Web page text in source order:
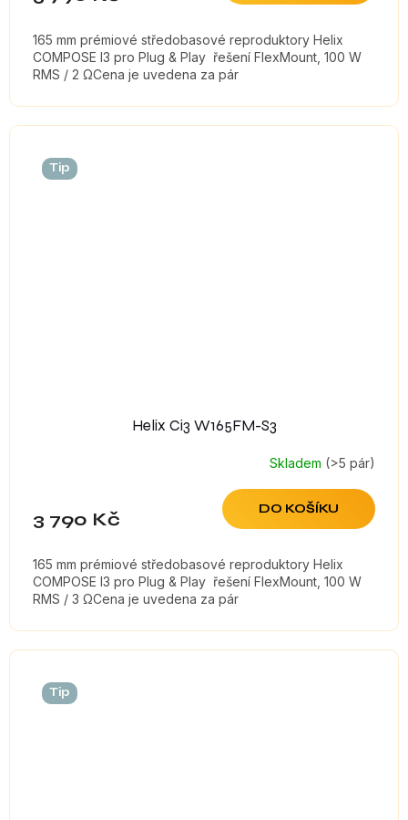
165 mm prémiové středobasové reproduktory Helix
COMPOSE I3 pro Plug & Play řešení FlexMount, 100 W
RMS / 2 ΩCena je uvedena za pár
Tip
Helix Ci3 W165FM-S3
Skladem (>5 pár)
3 790 Kč DO KOŠÍKU
165 mm prémiové středobasové reproduktory Helix
COMPOSE I3 pro Plug & Play řešení FlexMount, 100 W
RMS / 3 ΩCena je uvedena za pár
Tip